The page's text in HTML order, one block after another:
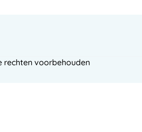
rechten voorbehouden